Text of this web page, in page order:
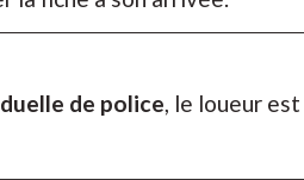
de police, le loueur